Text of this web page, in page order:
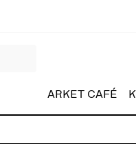
ARKET CAFÉ